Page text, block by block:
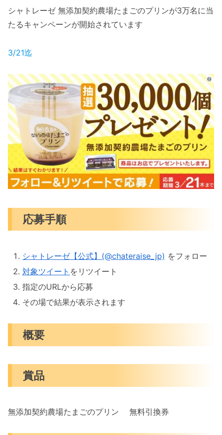
シャトレーゼ 無添加契約農場たまごのプリンが3万名に当
たるキャンペーンが開始されています
3/21迄
応募手順
シャトレーゼ【公式】(@chateraise_jp) をフォロー
対象ツイート をリツイート
指定のURLから応募
その場で結果が表示されます
概要
賞品
無添加契約農場たまごのプリン 無料引換券